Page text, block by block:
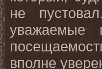
не
уважаемые
вполне